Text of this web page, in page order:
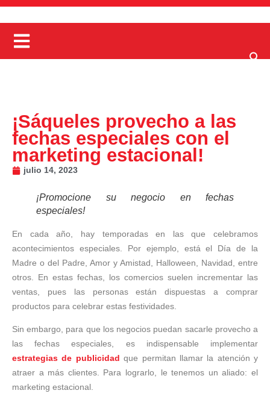
¡Sáqueles provecho a las
fechas especiales con el
marketing estacional!
julio 14, 2023
¡Promocione su negocio en fechas
especiales!
En cada año, hay temporadas en las que celebramos
acontecimientos especiales. Por ejemplo, está el Día de la
Madre o del Padre, Amor y Amistad, Halloween, Navidad, entre
otros. En estas fechas, los comercios suelen incrementar las
ventas, pues las personas están dispuestas a comprar
productos para celebrar estas festividades.
Sin embargo, para que los negocios puedan sacarle provecho a
las fechas especiales, es indispensable implementar
estrategias de publicidad que permitan llamar la atención y
atraer a más clientes. Para lograrlo, le tenemos un aliado: el
marketing estacional.